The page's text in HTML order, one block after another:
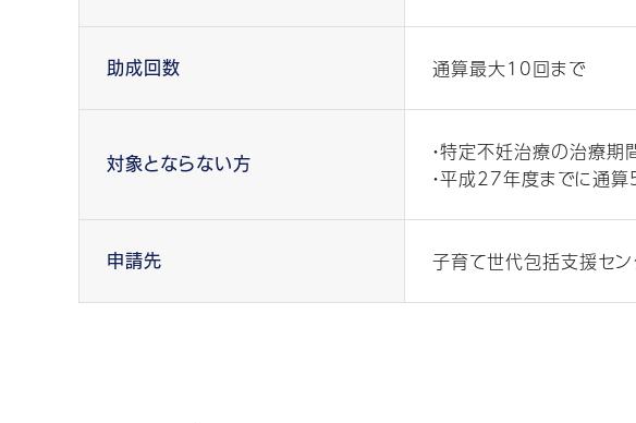
助成回数 通算最大10回まで
対象とならない方
・特定不妊治療の治療
・平成27年度までに通
申請先 子育て世代包括支援セ